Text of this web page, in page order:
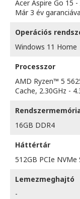
Acer Aspire Go 15
Már 3 év
Operációs
Windows 11 Home
Processzor
AMD Ryzen™ 5
Cache, 2.30GHz -
16GB DDR4
Háttértár
512GB PCIe NVMe
Lemezmeghajtó
-